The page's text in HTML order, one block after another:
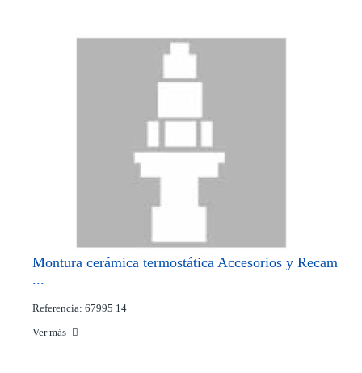
Montura cerámica termostática Accesorios y Recam
...
Referencia: 67995 14
Ver más